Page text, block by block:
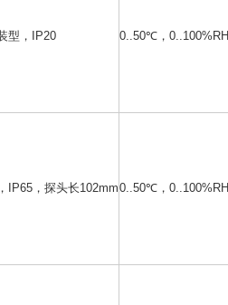
型，IP20 0..50℃，0..100%RH
IP65，探头长102mm0..50℃，0..100%RH